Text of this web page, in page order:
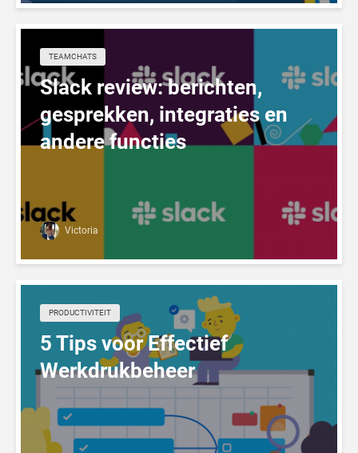
TEAMCHATS
Slack review: berichten,
gesprekken, integraties en
andere functies
Victoria
PRODUCTIVITEIT
5 Tips voor Effectief
Werkdrukbeheer